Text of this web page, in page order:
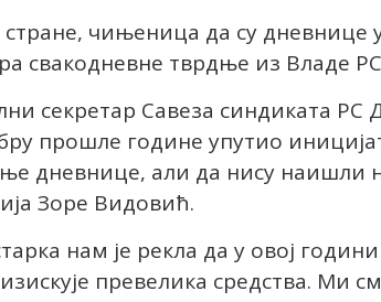
стране, чињеница да су
свакодневне тврдње из Владе
секретар Савеза синдиката
прошле године упутио
дневнице, али да нису наишли
Зоре Видовић.
нам је рекла да у овој
превелика средства. Ми